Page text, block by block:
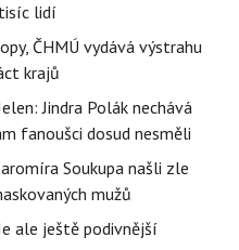
lidí
ČHMÚ vydává výstrahu
krajů
Jindra Polák nechává
fanoušci dosud nesměli
Soukupa našli zle
mužů
ale ještě podivnější